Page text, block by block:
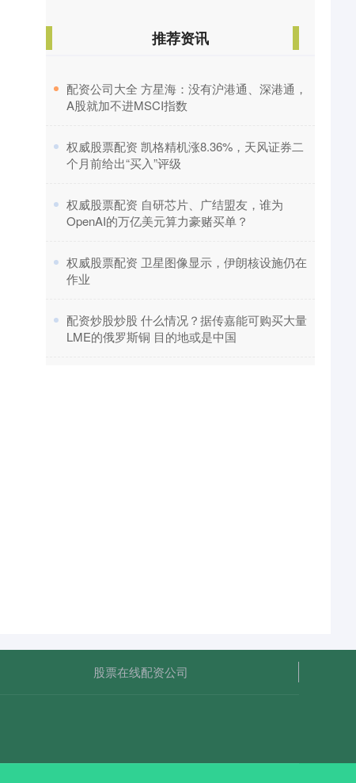
推荐资讯
​配资公司大全 方星海：没有沪港通、深港通，
A股就加不进MSCI指数
​权威股票配资 凯格精机涨8.36%，天风证券二
个月前给出“买入”评级
​权威股票配资 自研芯片、广结盟友，谁为
OpenAI的万亿美元算力豪赌买单？
​权威股票配资 卫星图像显示，伊朗核设施仍在
作业
​配资炒股炒股 什么情况？据传嘉能可购买大量
LME的俄罗斯铜 目的地或是中国
股票在线配资公司